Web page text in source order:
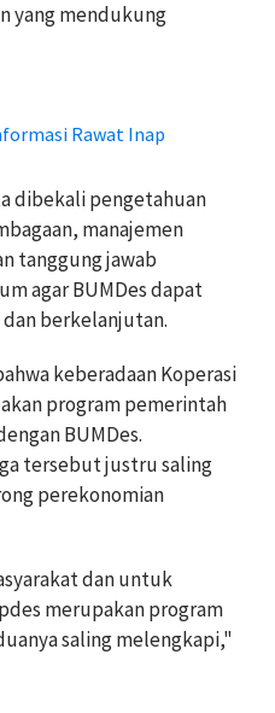
yang mendukung
Rawat Inap
dibekali pengetahuan
manajemen
tanggung jawab
agar BUMDes dapat
berkelanjutan.
keberadaan Koperasi
program pemerintah
BUMDes.
tersebut justru saling
perekonomian
dan untuk
merupakan program
saling melengkapi,"